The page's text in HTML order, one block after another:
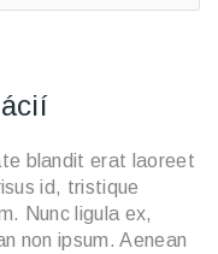
blandit erat laoreet
id, tristique
Nunc ligula ex,
non ipsum. Aenean